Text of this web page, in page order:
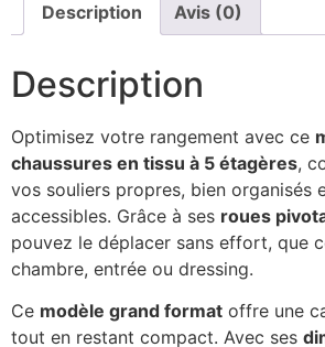
Description Avis (0)
Description
Optimisez votre rangement avec ce
chaussures en tissu à 5 étagères,
vos souliers propres, bien organisés
accessibles. Grâce à ses roues
pouvez le déplacer sans effort, que
chambre, entrée ou dressing.
Ce modèle grand format offre une
tout en restant compact. Avec ses